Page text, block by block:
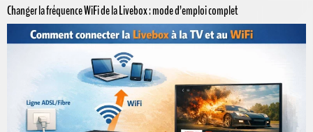
Changer la fréquence WiFi de la Livebox : mode d’emploi complet